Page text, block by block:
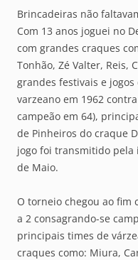
Brincadeiras não
Com 13 anos joguei no
com grandes craques
Tonhão, Zé Valter, Reis,
grandes festivais e
varzeano em 1962
campeão em 64),
de Pinheiros do craque
jogo foi transmitido pela
de Maio.
O torneio chegou ao fim
a 2 consagrando-se
principais times de
craques como: Miura,